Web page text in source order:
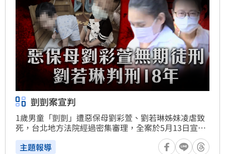
剴剴案宣判
1歲男童「剴剴」遭惡保母劉彩萱、劉若琳姊妹凌虐致
死，台北地方法院經過密集審理，全案於5月13日宣
判。
主題報導